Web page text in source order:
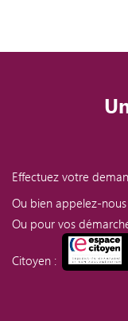
Effectuez votre
Ou bien appelez-
Ou pour vos
Citoyen :